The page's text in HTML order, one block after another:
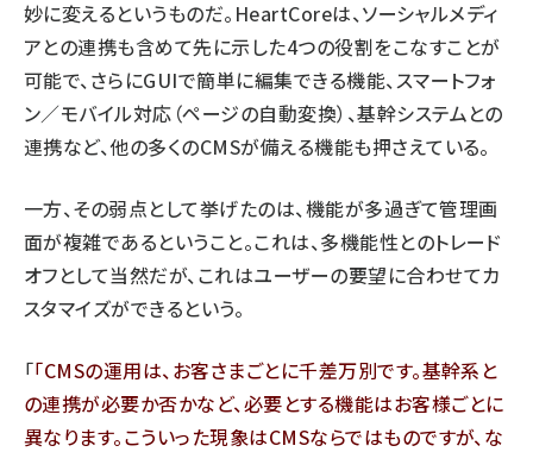
妙に変えるというものだ。HeartCoreは、ソーシャルメディ
アとの連携も含めて先に示した4つの役割をこなすことが
可能で、さらにGUIで簡単に編集できる機能、スマートフォ
ン／モバイル対応（ページの自動変換）、基幹システムとの
連携など、他の多くのCMSが備える機能も押さえている。
一方、その弱点として挙げたのは、機能が多過ぎて管理画
面が複雑であるということ。これは、多機能性とのトレード
オフとして当然だが、これはユーザーの要望に合わせてカ
スタマイズができるという。
「 CMSの運用は、お客さまごとに千差万別です。基幹系と
の連携が必要か否かなど、必要とする機能はお客様ごとに
異なります。こういった現象はCMSならではものですが、な